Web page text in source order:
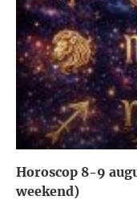
Horoscop 8-9
weekend)